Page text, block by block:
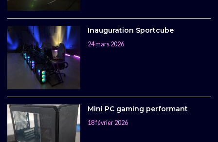
Inauguration Sportcube
24 mars 2026
Mini PC gaming performant
18 février 2026